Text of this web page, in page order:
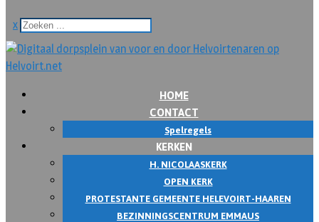
x
HOME
CONTACT
Spelregels
KERKEN
H. NICOLAASKERK
OPEN KERK
PROTESTANTE GEMEENTE HELEVOIRT-HAAREN
BEZINNINGSCENTRUM EMMAUS